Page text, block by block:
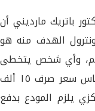
باتريك مارديني أن
الهدف منه هو
وأي شخص يتخطى
السقف ملزم بأن يسحب دولاراته على أساس سعر صرف ١٥ ألف
يلزم المودع بدفع